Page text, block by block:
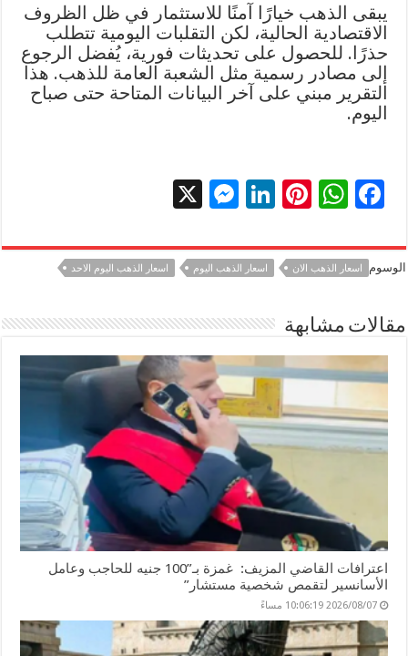
يبقى الذهب خيارًا آمنًا للاستثمار في ظل الظروف
الاقتصادية الحالية، لكن التقلبات اليومية تتطلب
حذرًا. للحصول على تحديثات فورية، يُفضل الرجوع
إلى مصادر رسمية مثل الشعبة العامة للذهب. هذا
التقرير مبني على آخر البيانات المتاحة حتى صباح
اليوم.
F
e
b
o
k
W
at
sA
p
p
Pi
er
es
t
Li
k
e
dI
n
M
se
n
g
er
الوسوم اسعار الذهب الان اسعار الذهب اليوم اسعار الذهب اليوم الاحد
مقالات مشابهة
اعترافات القاضي المزيف: غمزة بـ”100 جنيه للحاجب وعامل
الأسانسير لتقمص شخصية مستشار”
2026/08/07 10:06:19 مساءً